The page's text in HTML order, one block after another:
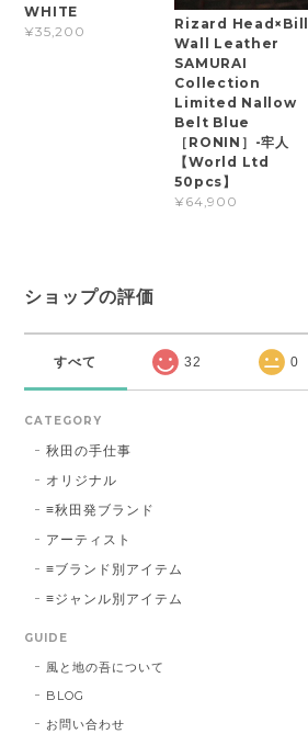
WHITE
¥35,200
Rizard Head×Bill
Wall Leather
SAMURAI
Collection
Limited Nallow
Belt Blue
［RONIN］-牢人
【World Ltd
50pcs】
¥64,900
ショップの評価
すべて 32 0
CATEGORY
秋田の手仕事
オリジナル
≡秋田発ブランド
アーティスト
≡ブランド別アイテム
≡ジャンル別アイテム
GUIDE
風と地の吾について
BLOG
お問い合わせ